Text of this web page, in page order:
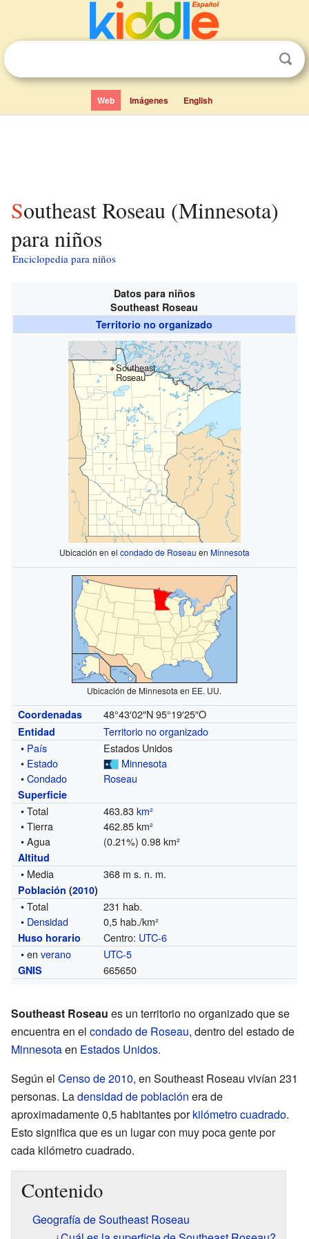
Web Imágenes English
Southeast Roseau (Minnesota)
para niños
Enciclopedia para niños
Datos para niños
Southeast Roseau
Territorio no organizado
Southeast
Roseau
Ubicación en el condado de Roseau en Minnesota
Ubicación de Minnesota en EE. UU.
Coordenadas 48°43′02″N 95°19′25″O
Entidad
Territorio no organizado
• País
Estados Unidos
• Estado
Minnesota
•Condado Roseau
Superficie
• Total 463.83km²
• Tierra
462.85 km²
• Agua
(0.21%) 0.98 km²
Altitud
• Media 368 m s. n. m.
Población (2010)
• Total
231 hab.
• Densidad 0,5 hab./km²
Huso horario Centro: UTC-6
• enverano UTC-5
GNIS 665650
Southeast Roseau es un territorio no organizado que se
encuentra en el condado de Roseau, dentro del estado de
Minnesotaen Estados Unidos.
Según el Censo de 2010, en Southeast Roseau vivían 231
personas. Ladensidad de población era de
aproximadamente 0,5 habitantes porkilómetro cuadrado.
Esto significa que es un lugar con muy poca gente por
cada kilómetro cuadrado.
Contenido
Geografía de Southeast Roseau